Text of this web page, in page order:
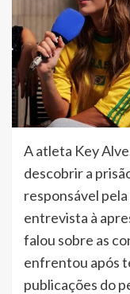
A atleta Key
descobrir a
responsável
entrevista à
falou sobre as
enfrentou após
publicações do